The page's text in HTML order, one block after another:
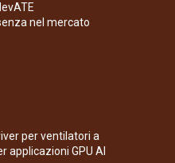
nel mercato
per ventilatori a
applicazioni GPU AI